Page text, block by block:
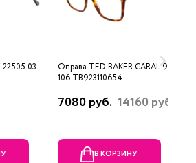
03
Оправа TED BAKER CARAL 9231
106 TB923110654
7080 руб. 14160 руб.
В КОРЗИНУ